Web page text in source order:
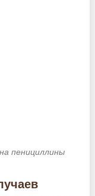
пенициллины